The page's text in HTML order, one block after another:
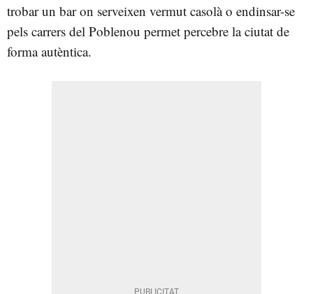
trobar un bar on serveixen vermut casolà o endinsar-se
pels carrers del Poblenou permet percebre la ciutat de
forma autèntica.